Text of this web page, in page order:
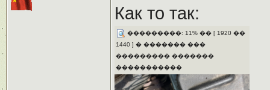
Как то так:
���������: 11% �� [ 1920 ��
1440 ] � ������� ���
��������� �������
�����������